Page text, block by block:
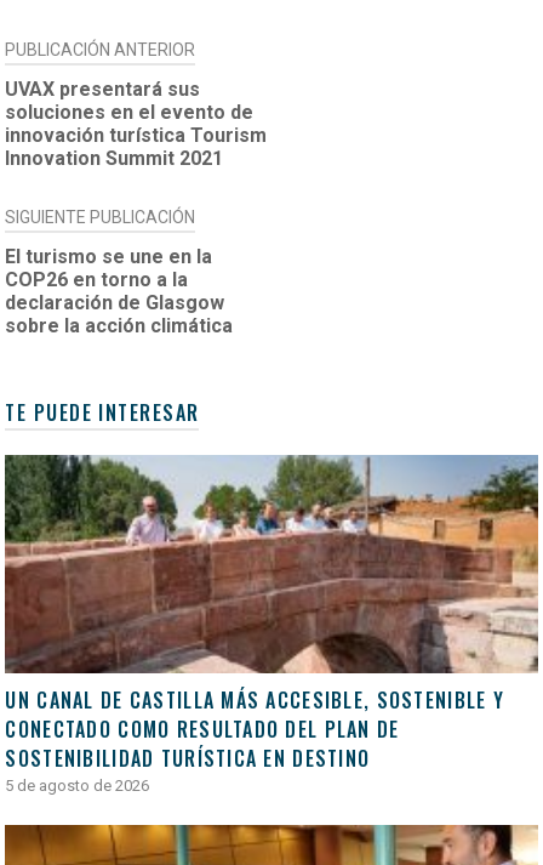
NAVEGACIÓN
DE
ENTRADAS
PUBLICACIÓN ANTERIOR
UVAX presentará sus
soluciones en el evento de
innovación turística Tourism
Innovation Summit 2021
SIGUIENTE PUBLICACIÓN
El turismo se une en la
COP26 en torno a la
declaración de Glasgow
sobre la acción climática
TE PUEDE INTERESAR
UN CANAL DE CASTILLA MÁS ACCESIBLE, SOSTENIBLE Y
CONECTADO COMO RESULTADO DEL PLAN DE
SOSTENIBILIDAD TURÍSTICA EN DESTINO
5 de agosto de 2026